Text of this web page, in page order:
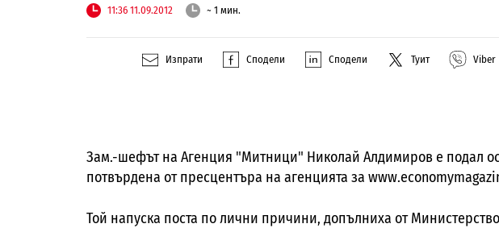
11:36 11.09.2012 ~ 1 мин.
Изпрати Сподели Сподели Туит Viber
Зам.-шефът на Агенция "Митници" Николай Алдимиров е подал
потвърдена от пресцентъра на агенцията за
Той напуска поста по лични причини, допълниха от